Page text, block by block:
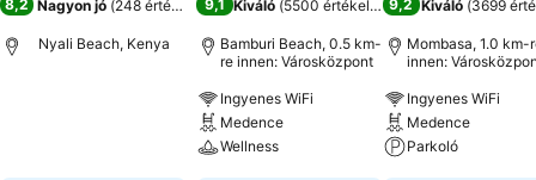
8,2 Nagyon jó (248 értékelés)
Nyali Beach, Kenya
9,1 Kiváló (5500 értékelés )
Bamburi Beach, 0.5 km-
re innen: Városközpont
Ingyenes WiFi
Medence
Wellness
9,2 Kiváló (3699
Mombasa, 1.0 km-
innen:
Ingyenes WiFi
Medence
Parkoló